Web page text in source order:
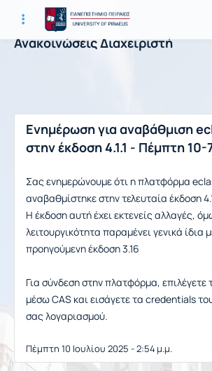
Ανακοινώσεις Διαχειριστή
Ενημέρωση για αναβάθμιση
στην έκδοση 4.1.1 - Πέμπτη
Σας ενημερώνουμε ότι η πλατφόρμα
αναβαθμίστηκε στην τελευταία έκδοση
Η έκδοση αυτή έχει εκτενείς αλλαγές,
λειτουργικότητα παραμένει γενικά ίδια
προηγούμενη έκδοση 3.16
Για σύνδεση στην πλατφόρμα, επιλέγετε
μέσω CAS και εισάγετε τα credentials
σας λογαριασμού.
Πέμπτη 10 Ιουλίου 2025 - 2:54 μ.μ.